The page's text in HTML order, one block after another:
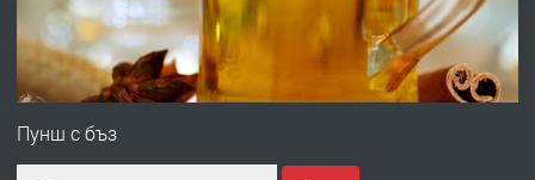
преди 4 дни
ПРЕДЛАГА
ПРОСТОРЕН ТРИСТАЕН
Пунш с бъз